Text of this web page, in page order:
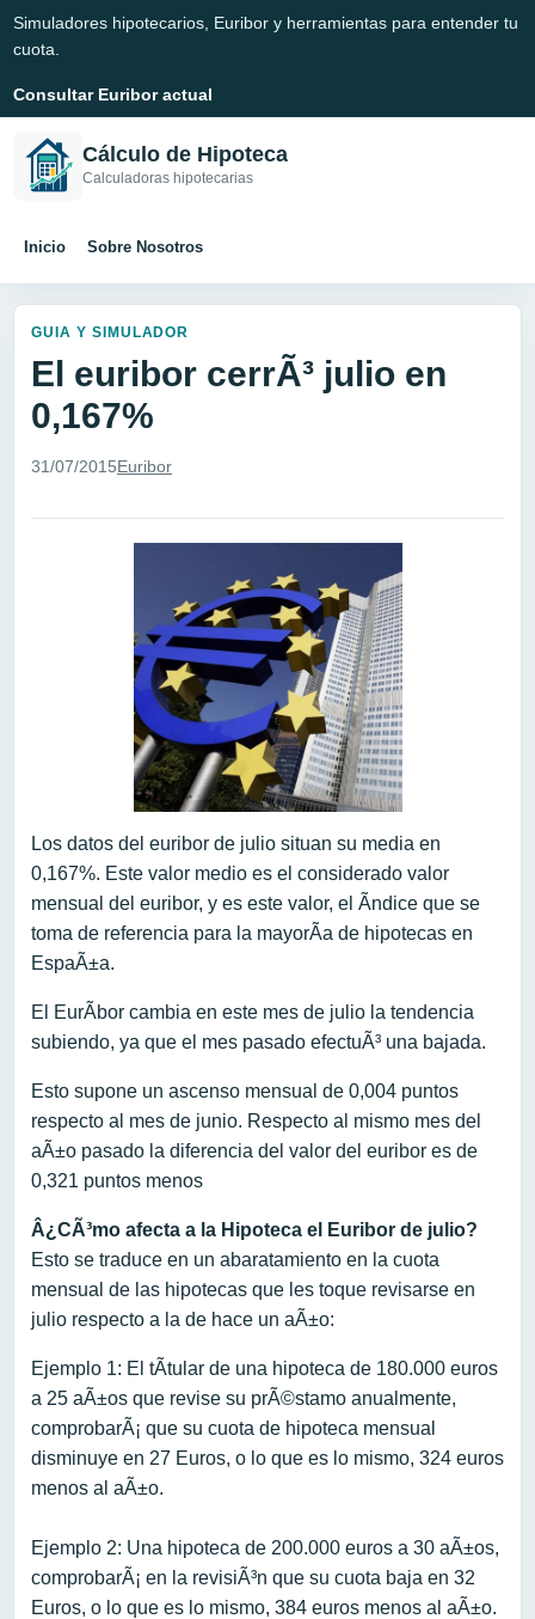
Simuladores hipotecarios, Euribor y herramientas para entender tu
cuota.
Consultar Euribor actual
Cálculo de Hipoteca
Calculadoras hipotecarias
Inicio Sobre Nosotros
GUIA Y SIMULADOR
El euribor cerrÃ³ julio en
0,167%
31/07/2015Euribor
Los datos del euribor de julio situan su media en
0,167%. Este valor medio es el considerado valor
mensual del euribor, y es este valor, el Ã­ndice que se
toma de referencia para la mayorÃ­a de hipotecas en
EspaÃ±a.
El EurÃ­bor cambia en este mes de julio la tendencia
subiendo, ya que el mes pasado efectuÃ³ una bajada.
Esto supone un ascenso mensual de 0,004 puntos
respecto al mes de junio. Respecto al mismo mes del
aÃ±o pasado la diferencia del valor del euribor es de
0,321 puntos menos
Â¿CÃ³mo afecta a la Hipoteca el Euribor de julio?
Esto se traduce en un abaratamiento en la cuota
mensual de las hipotecas que les toque revisarse en
julio respecto a la de hace un aÃ±o:
Ejemplo 1: El tÃ­tular de una hipoteca de 180.000 euros
a 25 aÃ±os que revise su prÃ©stamo anualmente,
comprobarÃ¡ que su cuota de hipoteca mensual
disminuye en 27 Euros, o lo que es lo mismo, 324 euros
menos al aÃ±o.
Ejemplo 2: Una hipoteca de 200.000 euros a 30 aÃ±os,
comprobarÃ¡ en la revisiÃ³n que su cuota baja en 32
Euros, o lo que es lo mismo, 384 euros menos al aÃ±o.